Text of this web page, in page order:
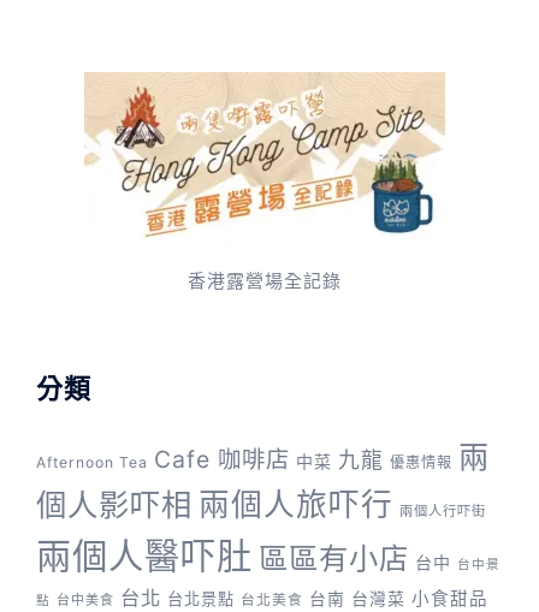
香港露營場全記錄
分類
Afternoon Tea Cafe 咖啡店 中菜 九龍 優惠情報 兩
個人影吓相 兩個人旅吓行 兩個人行吓街
兩個人醫吓肚 區區有小店 台中 台中景
點 台中美食 台北 台北景點 台北美食 台南 台灣菜 小食甜品